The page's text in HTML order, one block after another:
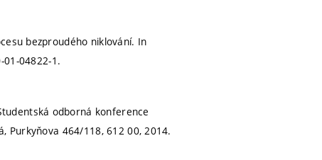
bezproudého niklování. In
01-04822-1.
odborná konference
Purkyňova 464/118, 612 00, 2014.